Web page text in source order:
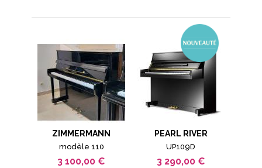
ZIMMERMANN
modèle 110
3 100,00 €
PEARL RIVER
UP109D
3 290,00 €